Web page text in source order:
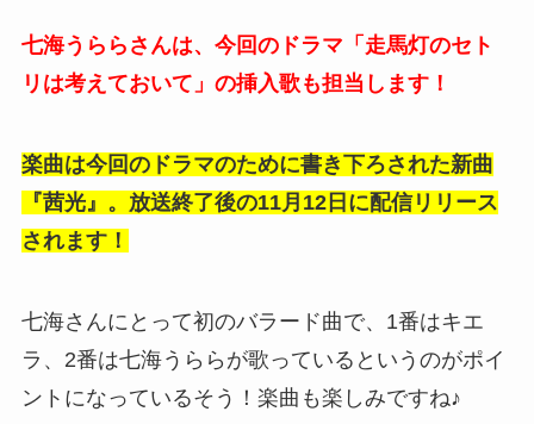
七海うららさんは、今回のドラマ「走馬灯のセト
リは考えておいて」の挿入歌も担当します！
楽曲は今回のドラマのために書き下ろされた新曲
『茜光』。放送終了後の11月12日に配信リリース
されます！
七海さんにとって初のバラード曲で、 1番はキエ
ラ、2番は七海うららが歌っているというのがポイ
ントになっているそう！ 楽曲も楽しみですね♪